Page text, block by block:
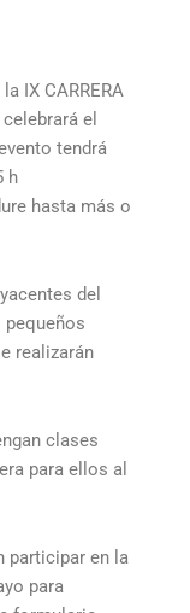
IX CARRERA
el
tendrá
h
hasta más o
del
realizarán
clases
para ellos al
participar en la
para